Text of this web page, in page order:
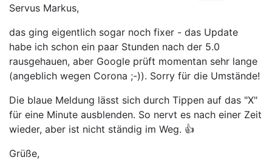
Servus Markus,
das ging eigentlich sogar noch fixer - das Update
habe ich schon ein paar Stunden nach der 5.0
rausgehauen, aber Google prüft momentan sehr lange
(angeblich wegen Corona ;-)). Sorry für die Umstände!
Die blaue Meldung lässt sich durch Tippen auf das "X"
für eine Minute ausblenden. So nervt es nach einer Zeit
wieder, aber ist nicht ständig im Weg. 👍
Grüße,